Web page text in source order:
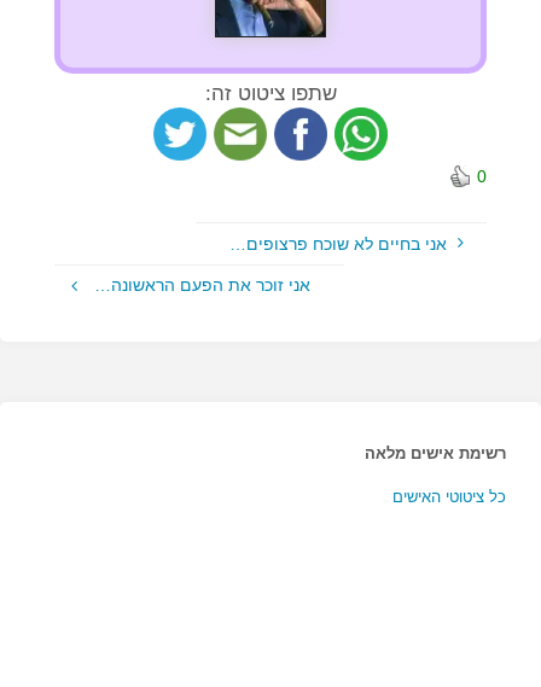
שתפו ציטוט זה:
0
אני בחיים לא שוכח פרצופים…
אני זוכר את הפעם הראשונה…
רשימת אישים מלאה
כל ציטוטי האישים